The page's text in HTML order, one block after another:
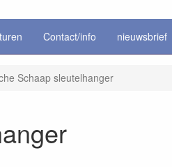
Contact/info nieuwsbrief
Schaap sleutelhanger